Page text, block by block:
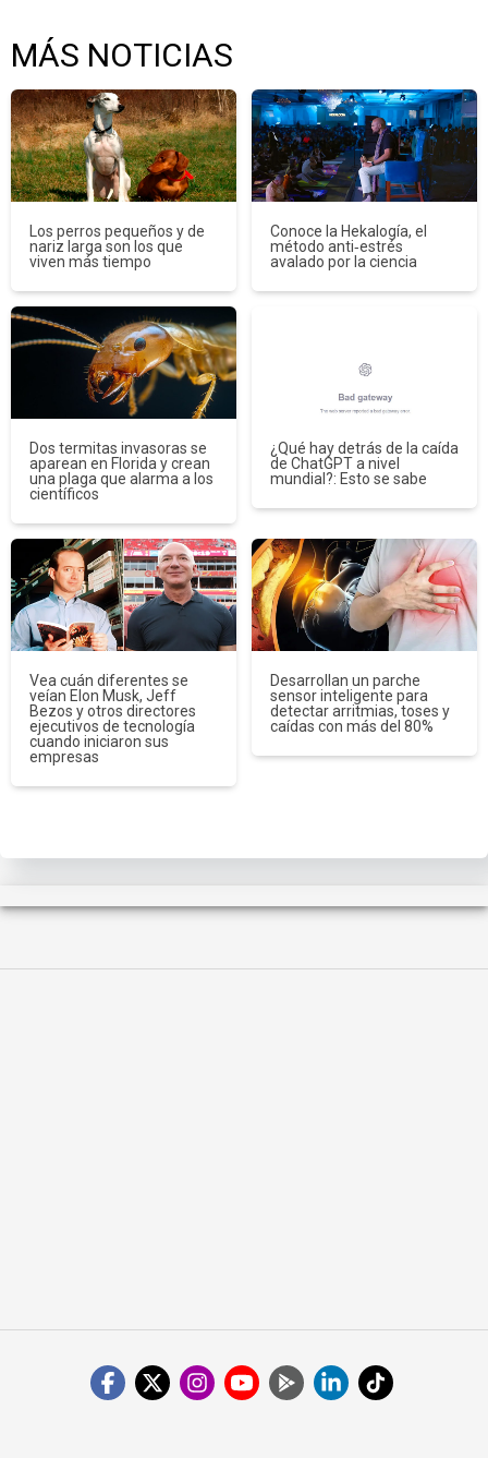
MÁS NOTICIAS
Los perros pequeños y de
nariz larga son los que
viven más tiempo
Conoce la Hekalogía, el
método anti‑estrés
avalado por la ciencia
Dos termitas invasoras se
aparean en Florida y crean
una plaga que alarma a los
científicos
¿Qué hay detrás de la caída
de ChatGPT a nivel
mundial?: Esto se sabe
Vea cuán diferentes se
veían Elon Musk, Jeff
Bezos y otros directores
ejecutivos de tecnología
cuando iniciaron sus
empresas
Desarrollan un parche
sensor inteligente para
detectar arritmias, toses y
caídas con más del 80%